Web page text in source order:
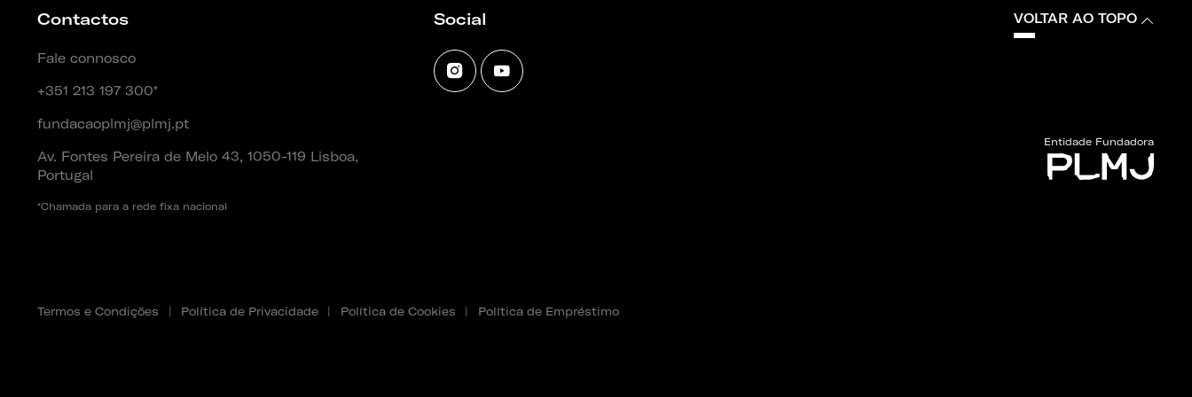
VOLTAR AO TOPO
Entidade Fundadora
Contactos
Fale connosco
+351 213 197 300*
fundacaoplmj@plmj.pt
Av. Fontes Pereira de Melo 43, 1050-119 Lisboa,
Portugal
*Chamada para a rede fixa nacional
Social
Termos e Condições | Política de Privacidade | Política de Cookies | Política de Empréstimo